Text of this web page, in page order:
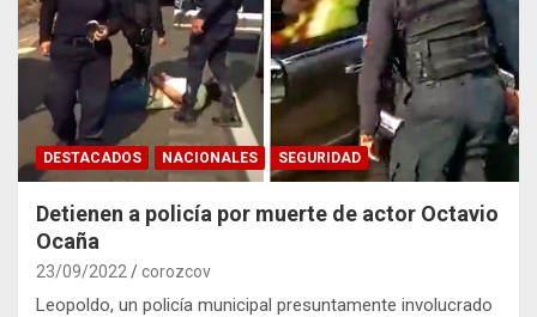
DESTACADOS NACIONALES SEGURIDAD
Detienen a policía por muerte de actor Octavio
Ocaña
23/09/2022 corozcov
Leopoldo, un policía municipal presuntamente involucrado